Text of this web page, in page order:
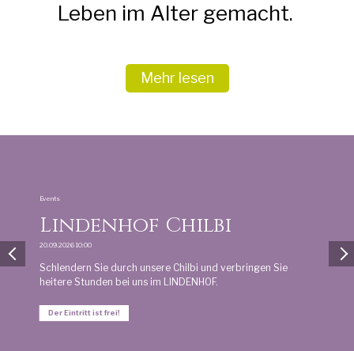
Leben im Alter gemacht.
Mehr lesen
Events
Lindenhof Chilbi
20.09.2026 10:00
Schlendern Sie durch unsere Chilbi und verbringen Sie
heitere Stunden bei uns im LINDENHOF.
Der Eintritt ist frei!